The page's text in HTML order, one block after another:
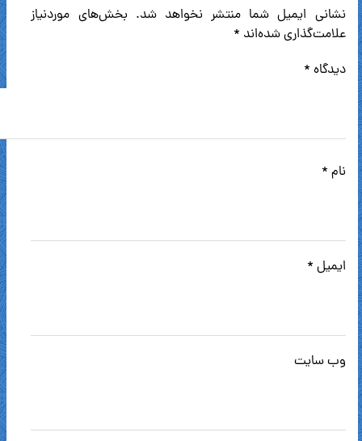
نشانی ایمیل شما منتشر نخواهد شد. بخش‌های موردنیاز
علامت‌گذاری شده‌اند *
دیدگاه *
نام *
ایمیل *
وب‌ سایت